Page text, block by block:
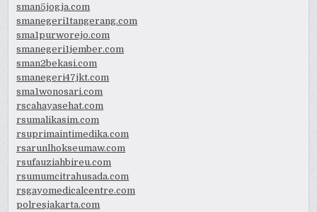
sman5jogja.com
smanegeri1tangerang.com
sma1purworejo.com
smanegeri1jember.com
sman2bekasi.com
smanegeri47jkt.com
sma1wonosari.com
rscahayasehat.com
rsumalikasim.com
rsuprimaintimedika.com
rsarunlhokseumaw.com
rsufauziahbireu.com
rsumumcitrahusada.com
rsgayomedicalcentre.com
polresjakarta.com